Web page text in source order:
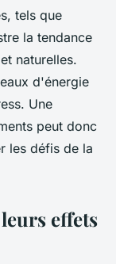
tels que
la tendance
naturelles.
d'énergie
Une
peut donc
les défis de la
effets